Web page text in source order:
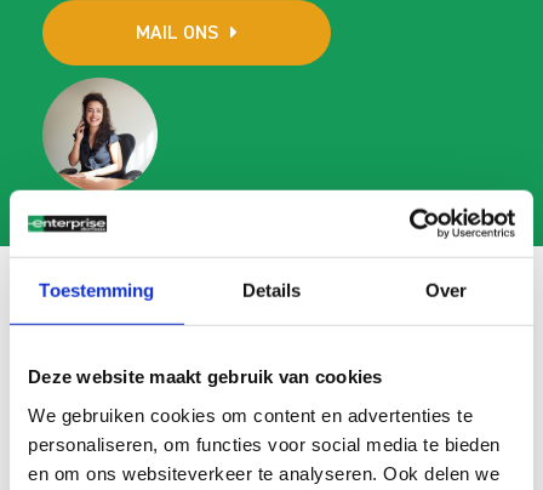
Toestemming Details Over
Deze website maakt gebruik van cookies
We gebruiken cookies om content en advertenties te
personaliseren, om functies voor social media te bieden
en om ons websiteverkeer te analyseren. Ook delen we
MAIL ONS
Search
FAQ